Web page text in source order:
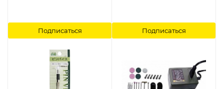
Подписаться Подписаться